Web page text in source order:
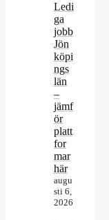
Ledi
ga
jobb
Jön
köpi
ngs
län
–
jämf
ör
platt
for
mar
här
augu
sti 6,
2026